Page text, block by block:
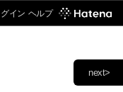
イン ヘルプ
next>